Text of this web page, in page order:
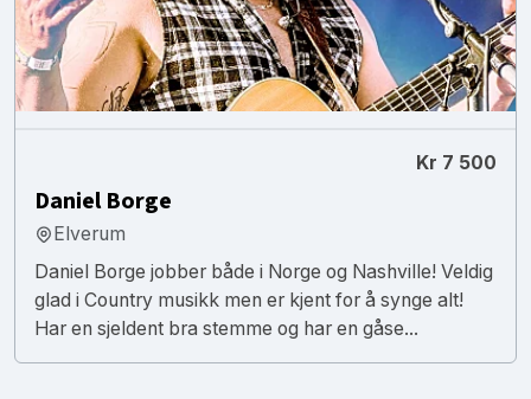
Kr 7 500
Daniel Borge
Elverum
Daniel Borge jobber både i Norge og Nashville! Veldig
glad i Country musikk men er kjent for å synge alt!
Har en sjeldent bra stemme og har en gåse...